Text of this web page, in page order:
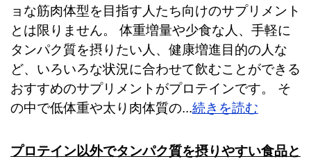
ョな筋肉体型を目指す人たち向けのサプリメント
とは限りません。 体重増量や少食な人、手軽に
タンパク質を摂りたい人、健康増進目的の人な
ど、いろいろな状況に合わせて飲むことができる
おすすめのサプリメントがプロテインです。 そ
の中で低体重や太り肉体質の...続きを読む
プロテイン以外でタンパク質を摂りやすい食品と